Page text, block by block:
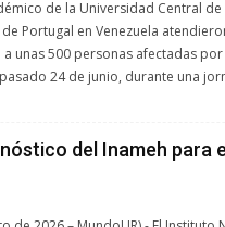
de la Universidad Central de
de Portugal en Venezuela
unas 500 personas afectadas
24 de junio, durante una
del Inameh para